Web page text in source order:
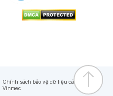
Chính sách bảo vệ dữ liệu cá nhân của
Vinmec